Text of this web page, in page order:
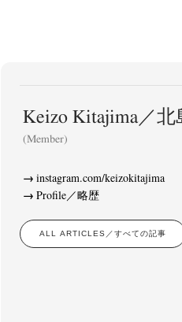
News Exhibition
Keizo Kitajima／北
(Member)
instagram.com/keizokitajima
Profile／略歴
ALL ARTICLES／すべての記事